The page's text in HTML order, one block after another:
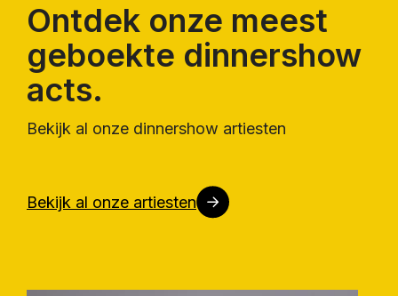
Ontdek onze meest
geboekte dinnershow
acts.
Bekijk al onze dinnershow artiesten
Bekijk al onze artiesten